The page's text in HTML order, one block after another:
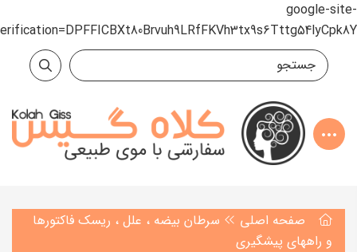
google-site-
صفحه اصلی
سرطان بیضه ، علل ، ریسک فاکتورها
و راههای پیشگیری